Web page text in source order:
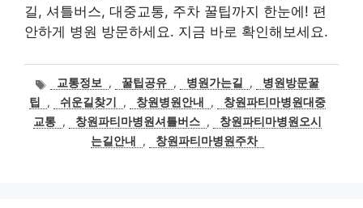
길, 셔틀버스, 대중교통, 주차 꿀팁까지 한눈에! 편
안하게 병원 방문하세요. 지금 바로 확인해보세요.
태교통정보 , 꿀팁공유 , 병원가는길 ,
병원방문꿀
팁
, 쉬운길찾기 , 창원병원안내 ,
창원파티마병원대중
교통 , 창원파티마병원셔틀버스 ,
창원파티마병원오시
는길안내
, 창원파티마병원주차